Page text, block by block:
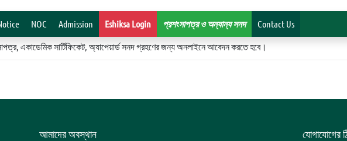
NOC Admission Eshiksa Login প্রশংসাপত্র ও অন্যান্য সনদ Contact Us
একাডেমিক সার্টিফিকেট, অ্যাপেয়ার্ড সনদ গ্রহণের জন্য অনলাইনে আবেদন করতে হবে।
আমাদের অবস্থান যোগাযোগের